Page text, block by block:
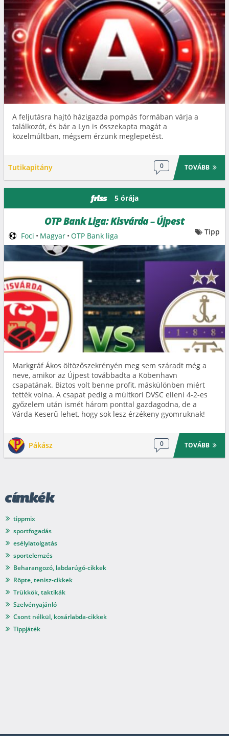
A feljutásra hajtó házigazda pompás formában várja a
találkozót, és bár a Lyn is összekapta magát a
közelmúltban, mégsem érzünk meglepetést.
Tutikapitány 0 TOVÁBB
friss 5 órája
OTP Bank Liga: Kisvárda – Újpest
Markgráf Ákos öltözőszekrényén meg sem száradt még a
neve, amikor az Újpest továbbadta a Köbenhavn
csapatának. Biztos volt benne profit, máskülönben miért
tették volna. A csapat pedig a múltkori DVSC elleni 4-2-es
győzelem után ismét három ponttal gazdagodna, de a
Várda Keserű lehet, hogy sok lesz érzékeny gyomruknak!
Pákász 0 TOVÁBB
Foci • Magyar • OTP Bank liga Tipp
címkék
tippmix
sportfogadás
esélylatolgatás
sportelemzés
Beharangozó, labdarúgó-cikkek
Röpte, tenisz-cikkek
Trükkök, taktikák
Szelvényajánló
Csont nélkül, kosárlabda-cikkek
Tippjáték